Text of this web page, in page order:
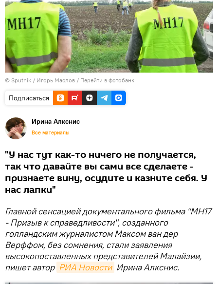
© Sputnik / Игорь Маслов / Перейти в фотобанк
Подписаться
Ирина Алкснис
Все материалы
"У нас тут как-то ничего не получается,
так что давайте вы сами все сделаете -
признаете вину, осудите и казните себя. У
нас лапки"
Главной сенсацией документального фильма "МН17
- Призыв к справедливости", созданного
голландским журналистом Максом ван дер
Верффом, без сомнения, стали заявления
высокопоставленных представителей Малайзии,
пишет автор РИА Новости Ирина Алкснис.